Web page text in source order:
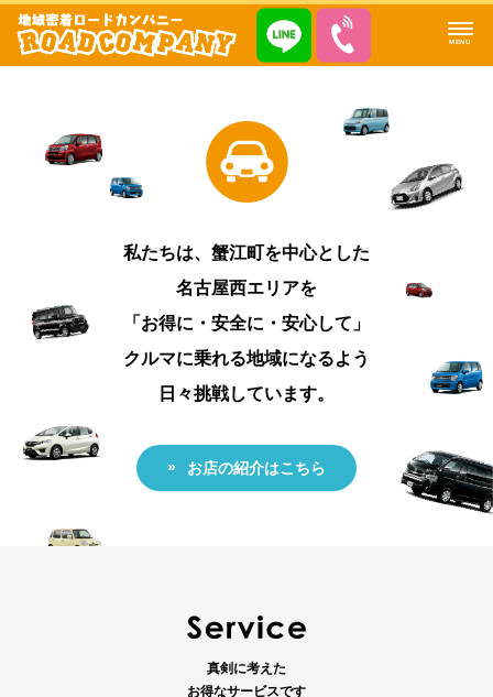
MENU
私たちは、蟹江町を中心とした
名古屋西エリアを
「お得に・安全に・安心して」
クルマに乗れる地域になるよう
日々挑戦しています。
お店の紹介はこちら
真剣に考えた
お得なサービスです